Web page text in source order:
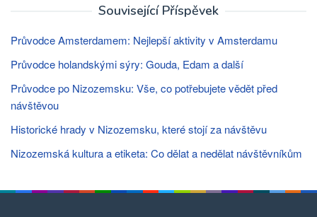
Související Příspěvek
Průvodce Amsterdamem: Nejlepší aktivity v Amsterdamu
Průvodce holandskými sýry: Gouda, Edam a další
Průvodce po Nizozemsku: Vše, co potřebujete vědět před
návštěvou
Historické hrady v Nizozemsku, které stojí za návštěvu
Nizozemská kultura a etiketa: Co dělat a nedělat návštěvníkům